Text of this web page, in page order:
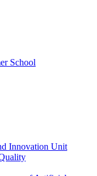
School
Innovation Unit